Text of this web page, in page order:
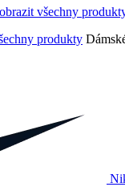
produkty